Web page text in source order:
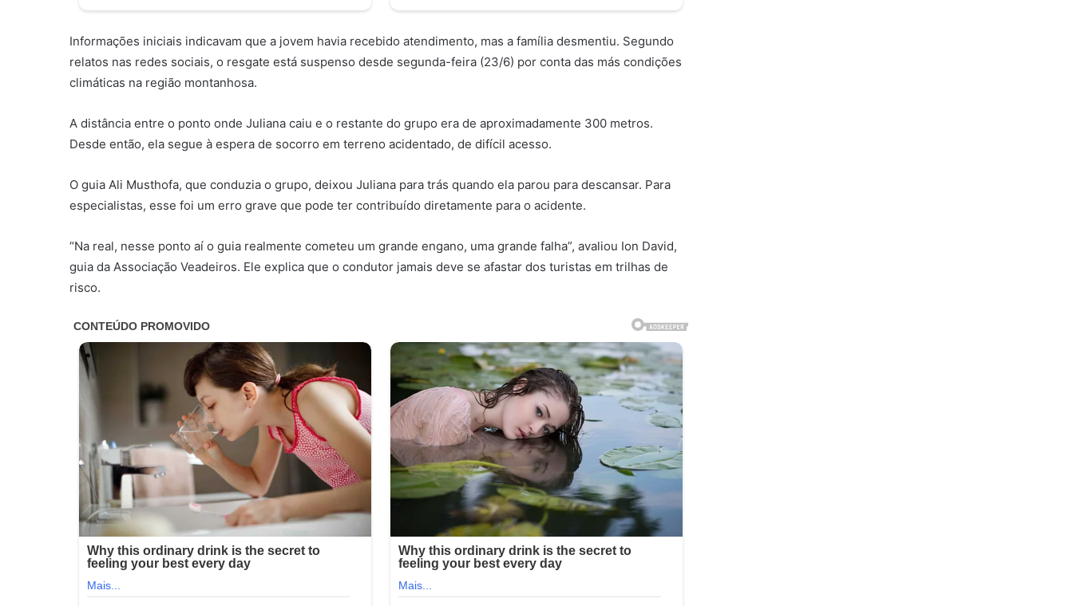
Informações iniciais indicavam que a jovem havia recebido atendimento, mas a família desmentiu. Segundo
relatos nas redes sociais, o resgate está suspenso desde segunda-feira (23/6) por conta das más condições
climáticas na região montanhosa.
A distância entre o ponto onde Juliana caiu e o restante do grupo era de aproximadamente 300 metros.
Desde então, ela segue à espera de socorro em terreno acidentado, de difícil acesso.
O guia Ali Musthofa, que conduzia o grupo, deixou Juliana para trás quando ela parou para descansar. Para
especialistas, esse foi um erro grave que pode ter contribuído diretamente para o acidente.
“Na real, nesse ponto aí o guia realmente cometeu um grande engano, uma grande falha”, avaliou Ion David,
guia da Associação Veadeiros. Ele explica que o condutor jamais deve se afastar dos turistas em trilhas de
risco.